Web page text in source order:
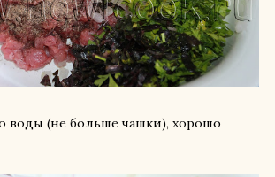
воды (не больше чашки), хорошо